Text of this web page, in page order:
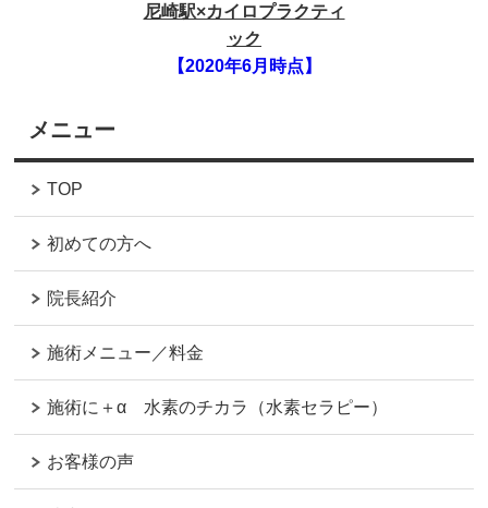
尼崎駅×カイロプラクティ
ック
【2020年6月時点】
メニュー
TOP
初めての方へ
院長紹介
施術メニュー／料金
施術に＋α 水素のチカラ（水素セラピー）
お客様の声